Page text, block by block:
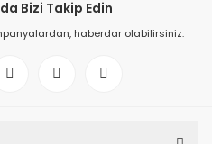
Bizi Takip Edin
haberdar olabilirsiniz.